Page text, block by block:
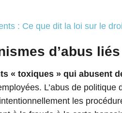
: Ce que dit la loi sur le
d’abus
« toxiques » qui abusent
L’abus de politique
les